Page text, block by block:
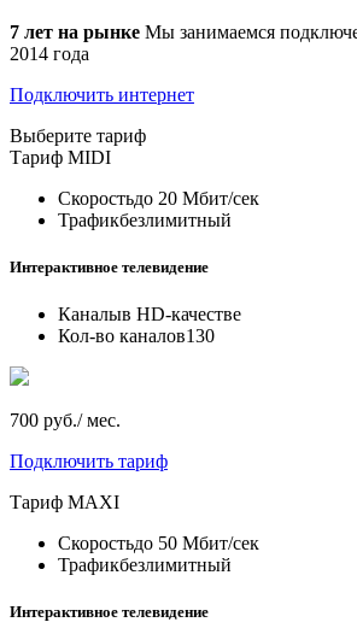
7 лет на рынке Мы занимаемся
2014 года
Подключить интернет
Выберите тариф
Тариф MIDI
Скоростьдо 20 Мбит/сек
Трафикбезлимитный
Интерактивное телевидение
Каналыв HD-качестве
Кол-во каналов130
700 руб./ мес.
Подключить тариф
Тариф MAXI
Скоростьдо 50 Мбит/сек
Трафикбезлимитный
Интерактивное телевидение